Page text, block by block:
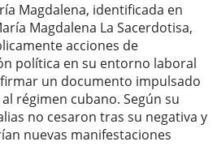
Magdalena, identificada en
Magdalena La Sacerdotisa,
acciones de
política en su entorno laboral
un documento impulsado
régimen cubano. Según su
no cesaron tras su negativa y
nuevas manifestaciones